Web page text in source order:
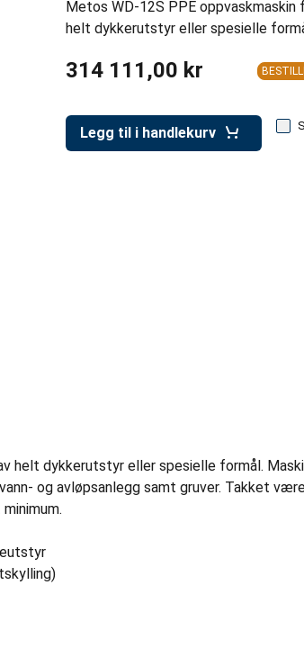
Metos WD-12S PPE
helt dykkerutstyr eller spesielle
314 111,00 kr
Legg til i handlekurv
helt dykkerutstyr eller spesielle formål.
og avløpsanlegg samt gruver. Takket